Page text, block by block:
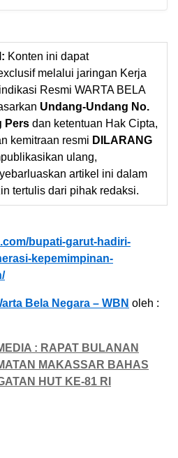
Konten ini dapat
melalui jaringan Kerja
Resmi WARTA BELA
Undang-Undang No.
Pers dan ketentuan Hak Cipta,
kemitraan resmi DILARANG
ulang,
artikel ini dalam
tertulis dari pihak redaksi.
bupati-garut-hadiri-
kepemimpinan-
Bela Negara – WBN oleh :
: RAPAT BULANAN
MAKASSAR BAHAS
HUT KE-81 RI